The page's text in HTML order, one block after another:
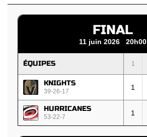
FINAL
11 juin 2026 20h00
ÉQUIPES 1
KNIGHTS
39-26-17 1
HURRICANES
53-22-7 1